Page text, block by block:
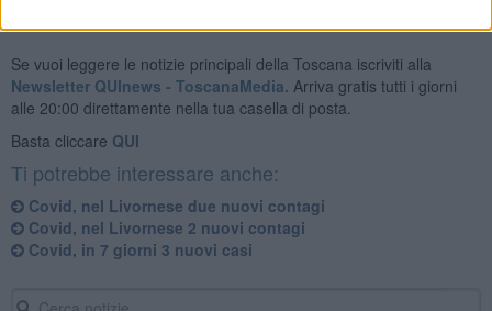
Se vuoi leggere le notizie principali della Toscana iscriviti alla
Newsletter QUInews - ToscanaMedia. Arriva gratis tutti i giorni
alle 20:00 direttamente nella tua casella di posta.
Basta cliccare QUI
Ti potrebbe interessare anche:
Covid, nel Livornese due nuovi contagi
Covid, nel Livornese 2 nuovi contagi
Covid, in 7 giorni 3 nuovi casi